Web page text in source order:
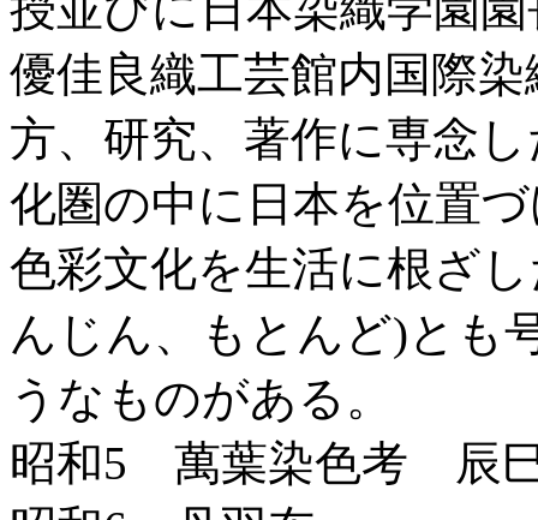
優佳良織工芸館内国際
方、研究、著作に専念
化圏の中に日本を位置
色彩文化を生活に根ざ
んじん、もとんど)とも
うなものがある。
昭和5 萬葉染色考 辰